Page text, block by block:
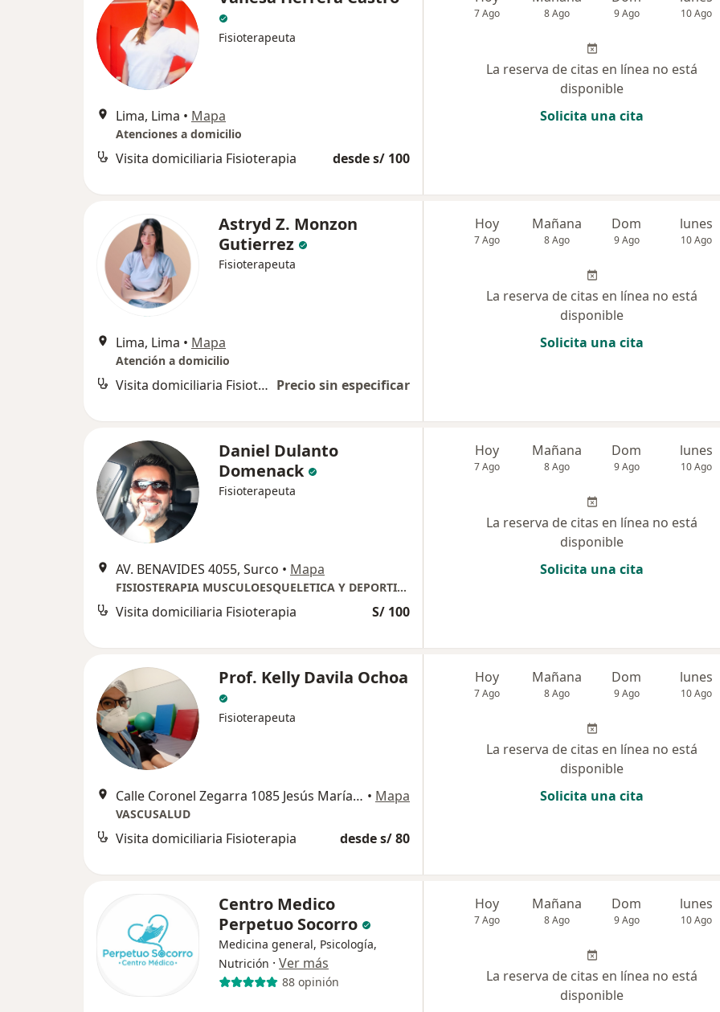
Fisioterapeuta
Lima, Lima • Mapa
Atenciones a domicilio
Visita domiciliaria Fisioterapia desde s/ 100
7 Ago 8 Ago 9 Ago 10 Ago
La reserva de citas en línea no está
disponible
Solicita una cita
Astryd Z. Monzon
Gutierrez
Fisioterapeuta
Lima, Lima • Mapa
Atención a domicilio
Visita domiciliaria Fisioterapia Precio sin especificar
Hoy
7 Ago
Mañana
8 Ago
Dom
9 Ago
lunes
10 Ago
La reserva de citas en línea no está
disponible
Solicita una cita
Daniel Dulanto
Domenack
Fisioterapeuta
AV. BENAVIDES 4055, Surco • Mapa
FISIOSTERAPIA MUSCULOESQUELETICA Y DEPORTIVA
Visita domiciliaria Fisioterapia S/ 100
Hoy
7 Ago
Mañana
8 Ago
Dom
9 Ago
lunes
10 Ago
La reserva de citas en línea no está
disponible
Solicita una cita
Prof. Kelly Davila Ochoa
Fisioterapeuta
Calle Coronel Zegarra 1085 Jesús María, Jesús María • Mapa
VASCUSALUD
Visita domiciliaria Fisioterapia desde s/ 80
Hoy
7 Ago
Mañana
8 Ago
Dom
9 Ago
lunes
10 Ago
La reserva de citas en línea no está
disponible
Solicita una cita
Centro Medico
Perpetuo Socorro
Medicina general, Psicología,
Nutrición · Ver más
88 opinión
Hoy
7 Ago
Mañana
8 Ago
Dom
9 Ago
lunes
10 Ago
La reserva de citas en línea no está
disponible